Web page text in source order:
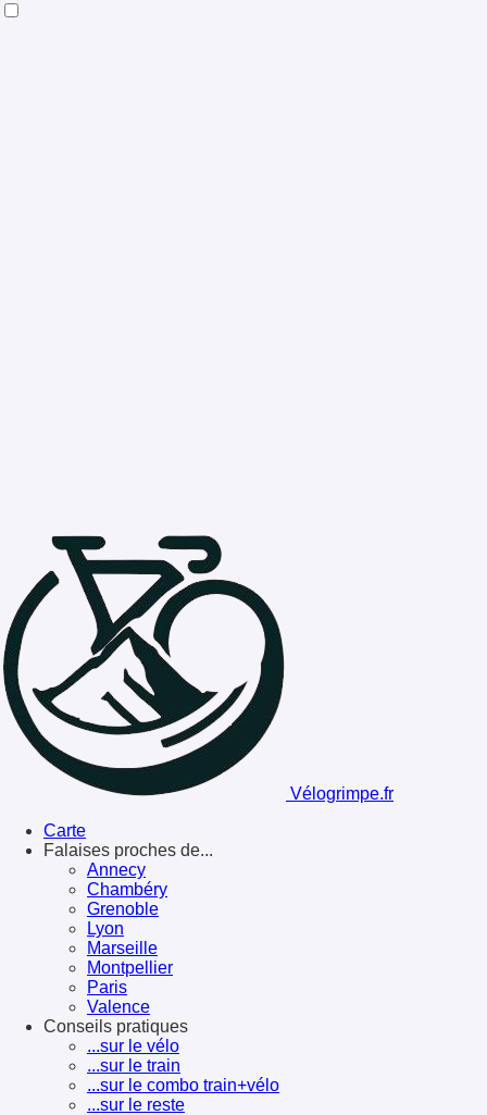
Vélogrimpe.fr
Carte
Falaises proches de...
Annecy
Chambéry
Grenoble
Lyon
Marseille
Montpellier
Paris
Valence
Conseils pratiques
...sur le vélo
...sur le train
...sur le combo train+vélo
...sur le reste